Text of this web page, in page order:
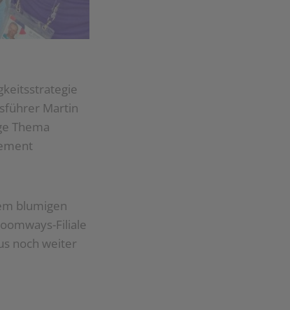
Martin
Thema
blumigen
Filiale
noch weiter